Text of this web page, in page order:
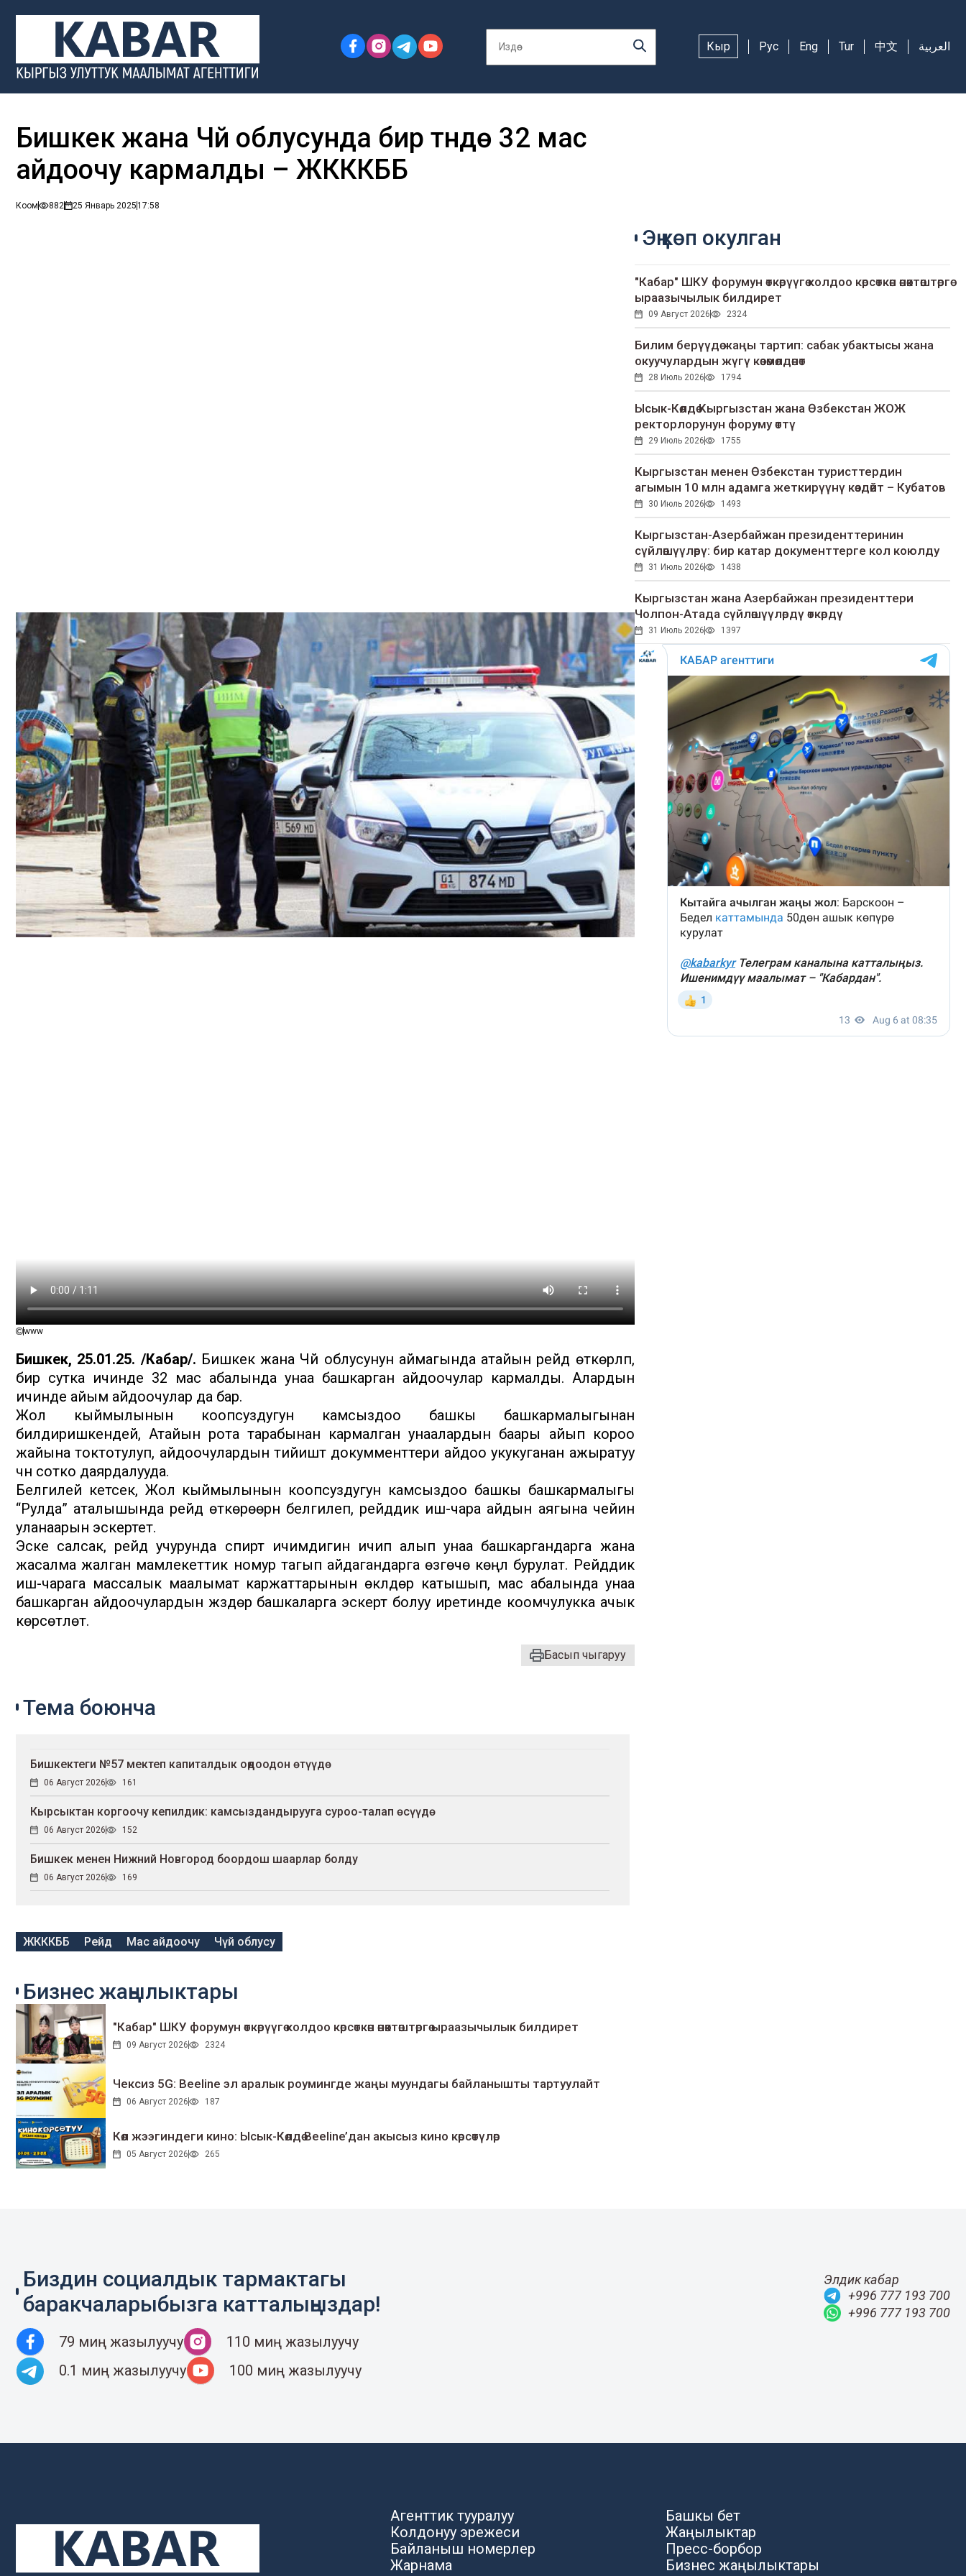
Кыр Рус Eng Tur 中文 العربية
Бишкек жана Чүй облусунда бир түндө 32 мас
айдоочу кармалды – ЖКККББ
Коом 882 25 Январь 202517:58
www
Бишкек, 25.01.25. /Кабар/. Бишкек жана Чүй облусунун аймагында атайын рейд өткөрүлүп,
бир сутка ичинде 32 мас абалында унаа башкарган айдоочулар кармалды. Алардын
ичинде айым айдоочулар да бар.
Жол кыймылынын коопсуздугун камсыздоо башкы башкармалыгынан
билдиришкендей, Атайын рота тарабынан кармалган унаалардын баары айып короо
жайына токтотулуп, айдоочулардын тийиштүү докумменттери айдоо укукуганан ажыратуу
үчүн сотко даярдалууда.
Белгилей кетсек, Жол кыймылынын коопсуздугун камсыздоо башкы башкармалыгы
“Рулда” аталышында рейд өткөрөөрүн белгилеп, рейддик иш-чара айдын аягына чейин
уланаарын эскертет.
Эске салсак, рейд учурунда спирт ичимдигин ичип алып унаа башкаргандарга жана
жасалма жалган мамлекеттик номур тагып айдагандарга өзгөчө көңүл бурулат. Рейддик
иш-чарага массалык маалымат каржаттарынын өкүлдөрү катышып, мас абалында унаа
башкарган айдоочулардын жүздөрү башкаларга эскертүү болуу иретинде коомчулукка ачык
көрсөтүлөт.
Басып чыгаруу
Эң көп окулган
"Кабар" ШКУ форумун өткөрүүгө колдоо көрсөткөн өнөктөштөргө
ыраазычылык билдирет
09 Август 2026 2324
Билим берүүдө жаңы тартип: сабак убактысы жана
окуучулардын жүгү көзөмөлдөнөт
28 Июль 2026 1794
Ысык-Көлдө Кыргызстан жана Өзбекстан ЖОЖ
ректорлорунун форуму өттү
29 Июль 2026 1755
Кыргызстан менен Өзбекстан туристтердин
агымын 10 млн адамга жеткирүүнү көздөйт – Кубатов
30 Июль 2026 1493
Кыргызстан-Азербайжан президенттеринин
сүйлөшүүлөрү: бир катар документтерге кол коюлду
31 Июль 2026 1438
Кыргызстан жана Азербайжан президенттери
Чолпон-Атада сүйлөшүүлөрдү өткөрдү
31 Июль 2026 1397
Тема боюнча
Бишкектеги №57 мектеп капиталдык оңдоодон өтүүдө
06 Август 2026 161
Кырсыктан коргоочу кепилдик: камсыздандырууга суроо-талап өсүүдө
06 Август 2026 152
Бишкек менен Нижний Новгород боордош шаарлар болду
06 Август 2026 169
ЖКККББ Рейд Мас айдоочу Чүй облусу
Бизнес жаңылыктары
"Кабар" ШКУ форумун өткөрүүгө колдоо көрсөткөн өнөктөштөргө ыраазычылык билдирет
09 Август 2026 2324
Чексиз 5G: Beeline эл аралык роумингде жаңы муундагы байланышты тартуулайт
06 Август 2026 187
Көл жээгиндеги кино: Ысык-Көлдө Beeline’дан акысыз кино көрсөтүлөр
05 Август 2026 265
Биздин социалдык тармактагы
баракчаларыбызга катталыңыздар!
79 миң жазылуучу
110 миң жазылуучу
0.1 миң жазылуучу
100 миң жазылуучу
Элдик кабар
+996 777 193 700
+996 777 193 700
Агенттик тууралуу
Колдонуу эрежеси
Байланыш номерлер
Жарнама
Башкы бет
Жаңылыктар
Пресс-борбор
Бизнес жаңылыктары